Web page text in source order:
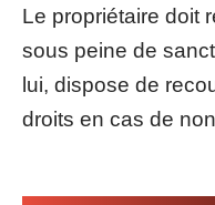
Le propriétaire doit
sous peine de
lui, dispose de
droits en cas de